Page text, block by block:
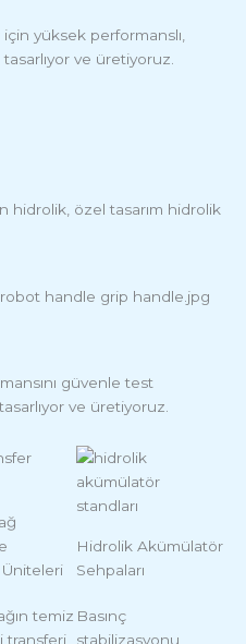
yüksek performanslı,
ve üretiyoruz.
hidrolik, özel tasarım hidrolik
güvenle test
ve üretiyoruz.
Üniteleri
temiz
transferi
Hidrolik Akümülatör
Sehpaları
Basınç
stabilizasyonu,